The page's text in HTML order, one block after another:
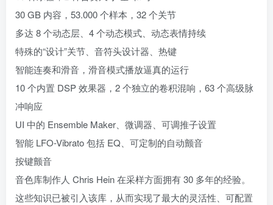
30 GB 内容，53.000 个样本，32 个关节
多达 8 个动态层、4 个动态模式、动态表情持续
特殊的“设计”关节、音符头设计器、热键
智能连奏和滑音，滑音模式播放逼真的运行
10 个内置 DSP 效果器，2 个独立的卷积混响，63 个高级脉
冲响应
UI 中的 Ensemble Maker、微调器、可调推子设置
智能 LFO-Vibrato 包括 EQ、可定制的自动颤音
按键颤音
音色库制作人 Chris Hein 在采样方面拥有 30 多年的经验。
这些知识已被引入该库，从而实现了最大的灵活性、可配置